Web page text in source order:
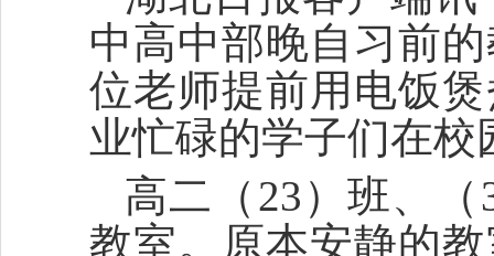
中高中部晚自习前
位老师提前用电饭
业忙碌的学子们在
高二（23）班、
教室。原本安静的